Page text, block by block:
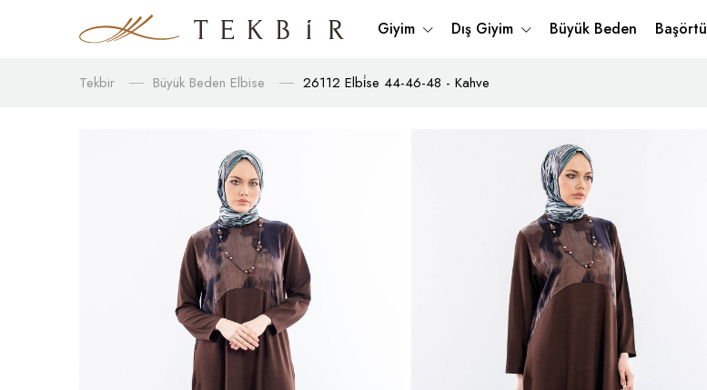
Giyim Dış Giyim Büyük Beden Başörtü
Tekbir Büyük Beden Elbise 26112 Elbi̇se 44-46-48 - Kahve